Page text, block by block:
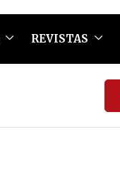
REVISTAS